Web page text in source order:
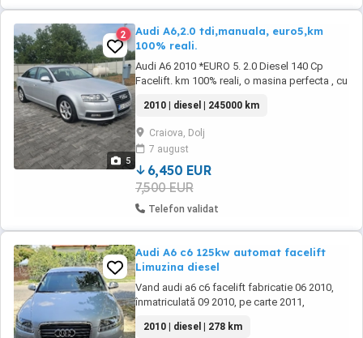
5
2
Audi A6,2.0 tdi,manuala, euro5,km
100% reali.
Audi A6 2010 *EURO 5. 2.0 Diesel 140 Cp
Facelift. km 100% reali, o masina perfecta , cu
Romania ! An fabricație 2010 luna a 5-a
Motorizare 2.0 Diesel 140 CP EURO 5 senzori
ploaie lumina Dublu Climatronic Sistem audio
premium + Subwoofer Multimedia, magazie
...
2010 | diesel | 245000 km
Craiova, Dolj
7 august
6,450 EUR
7,500 EUR
Telefon validat
Audi A6 c6 125kw automat facelift
Limuzina diesel
Vand audi a6 c6 facelift fabricatie 06 2010,
înmatriculată 09 2010, pe carte 2011,
foarte bună atât tehnic cât și optic., distribuția
2010 | diesel | 278 km